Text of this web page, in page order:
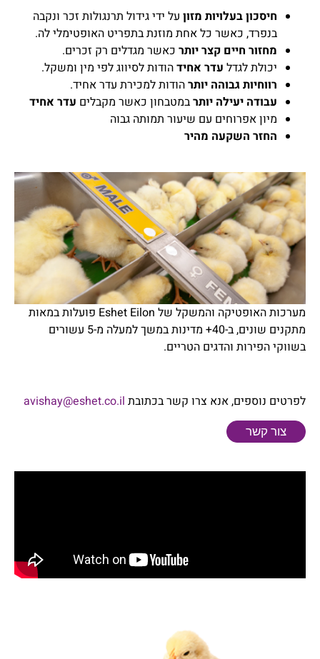
חיסכון בעלויות מזון על ידי גידול תרנגולות זכר ונקבה
בנפרד, כאשר כל אחת מוזנת בתפריט האופטימלי לה.
מחזור חיים קצר יותר כאשר מגדלים רק זכרים.
יכולת לגדל עדר אחידהודות לסיווג לפי מין ומשקל.
רווחיות גבוהה יותרהודות למכירת עדר אחיד.
עבודה יעילה יותרבמטבחון כאשר מקבלים עדר אחיד
מיון אפרוחים עם שיעור תמותה גבוה
החזר השקעה מהיר
מערכות האופטיקה והמשקל של Eshet Eilon פועלות במאות
מתקנים שונים, ב-40+ מדינות במשך למעלה מ-5 עשורים
בשווקי הפירות והדגים הטריים.
לפרטים נוספים, אנא צרו קשר בכתובת avishay@eshet.co.il
צור קשר